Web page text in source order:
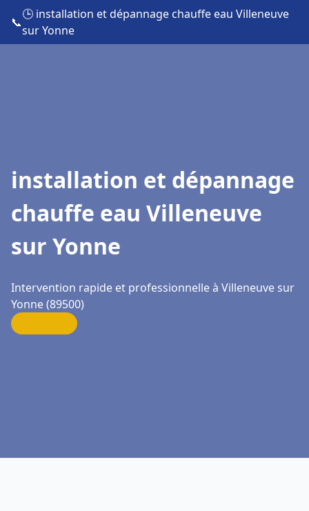
📞
🕒 installation et dépannage chauffe eau Villeneuve
sur Yonne
installation et dépannage
chauffe eau Villeneuve
sur Yonne
Intervention rapide et professionnelle à Villeneuve sur
Yonne (89500)